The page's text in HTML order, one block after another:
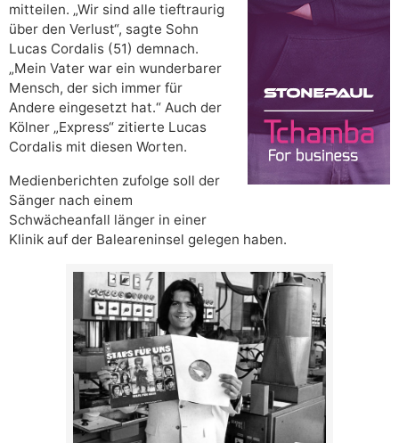
mitteilen. „Wir sind alle tieftraurig
über den Verlust“, sagte Sohn
Lucas Cordalis (51) demnach.
„Mein Vater war ein wunderbarer
Mensch, der sich immer für
Andere eingesetzt hat.“ Auch der
Kölner „Express“ zitierte Lucas
Cordalis mit diesen Worten.
Medienberichten zufolge soll der
Sänger nach einem
Schwächeanfall länger in einer
Klinik auf der Baleareninsel gelegen haben.